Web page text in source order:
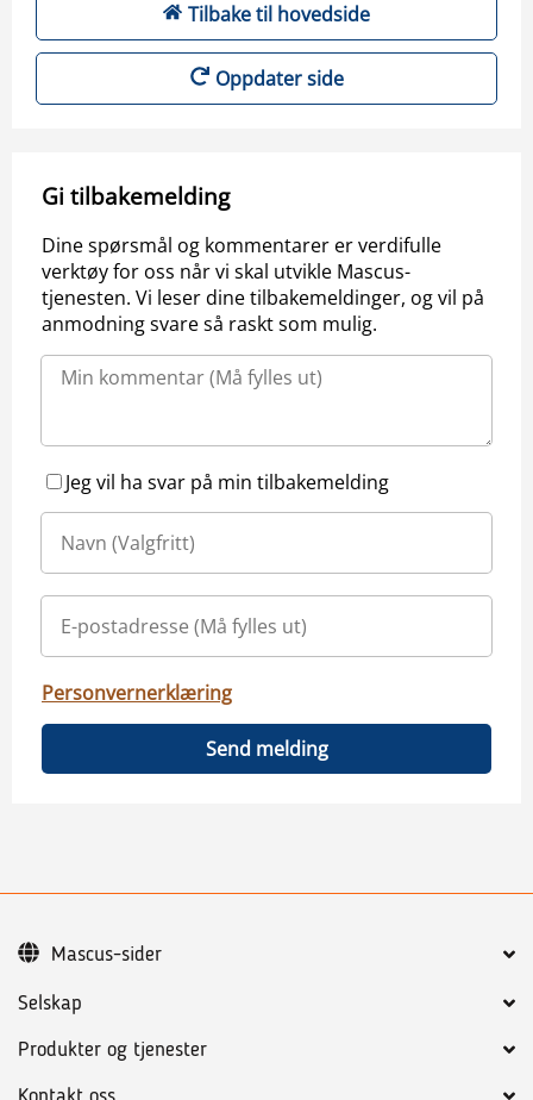
Tilbake til hovedside
Oppdater side
Gi tilbakemelding
Dine spørsmål og kommentarer er verdifulle
verktøy for oss når vi skal utvikle Mascus-
tjenesten. Vi leser dine tilbakemeldinger, og vil på
anmodning svare så raskt som mulig.
Jeg vil ha svar på min tilbakemelding
Personvernerklæring
Send melding
Selskap
Produkter og tjenester
Mascus-sider